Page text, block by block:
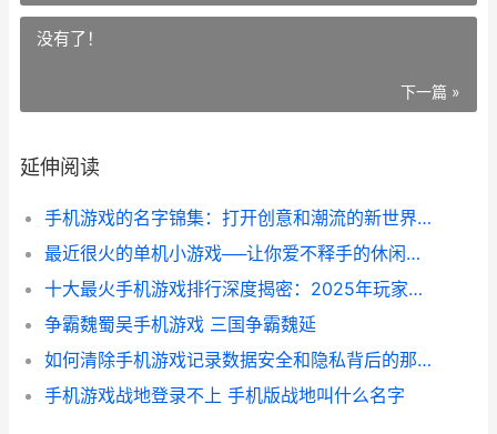
没有了！
下一篇 »
延伸阅读
手机游戏的名字锦集：打开创意和潮流的新世界之门 手机游戏名字中间有一横线怎么打
最近很火的单机小游戏──让你爱不释手的休闲娱乐 十大最火单机游戏
十大最火手机游戏排行深度揭密：2025年玩家热爱的背后逻辑 最热门手机游戏
争霸魏蜀吴手机游戏 三国争霸魏延
如何清除手机游戏记录数据安全和隐私背后的那些你没注意的细节 手机怎么清除游戏缓存
手机游戏战地登录不上 手机版战地叫什么名字